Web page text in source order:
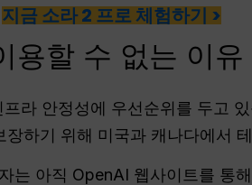
지금 소라 2 프로 체험하기 >
용할 수 없는 이유
라 안정성에 우선순위를 두고
하기 위해 미국과 캐나다에서
는 아직 OpenAI 웹사이트를 통